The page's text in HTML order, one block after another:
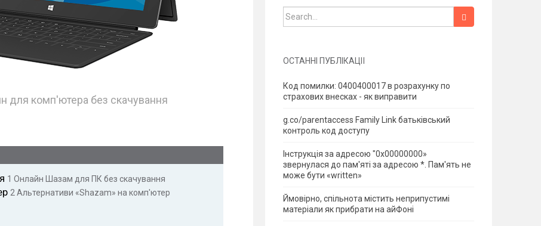
для комп'ютера без скачування
1 Онлайн Шазам для ПК без скачування
2 Альтернативи «Shazam» на комп'ютер
Search for:
ОСТАННІ ПУБЛІКАЦІЇ
Код помилки: 0400400017 в розрахунку по
страхових внесках - як виправити
g.co/parentaccess Family Link батьківський
контроль код доступу
Інструкція за адресою "0x00000000»
звернулася до пам'яті за адресою *. Пам'ять не
може бути «written»
Ймовірно, спільнота містить неприпустимі
матеріали як прибрати на айФоні